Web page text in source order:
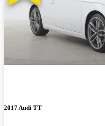
2017 Audi TT